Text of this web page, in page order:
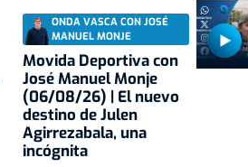
ONDA VASCA CON JOSÉ
MANUEL MONJE
Movida Deportiva con
José Manuel Monje
(06/08/26) | El nuevo
destino de Julen
Agirrezabala, una
incógnita